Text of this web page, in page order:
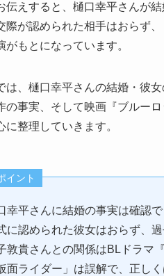
伝えすると、樋口幸平さんが
際が認められた相手はおらず
がもとになっています。
は、樋口幸平さんの結婚・彼
の事実、そして映画『ブルー
に整理していきます。
イント
幸平さんに結婚の事実は確認
に認められた彼女はおらず、
敦貴さんとの関係はBLドラマ
面ライダー」は誤解で、正し